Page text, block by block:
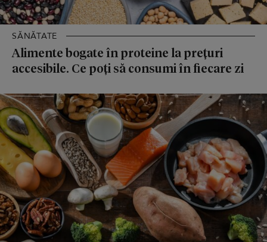
SĂNĂTATE
Alimente bogate în proteine la prețuri
accesibile. Ce poți să consumi în fiecare zi